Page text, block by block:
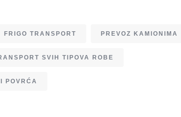
FRIGO TRANSPORT PREVOZ KAMIONIMA
SVIH TIPOVA ROBE
POVRĆA